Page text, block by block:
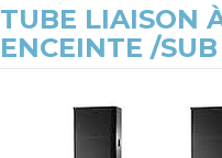
TUBE LIAISON
ENCEINTE /SUB